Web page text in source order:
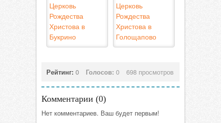
Церковь
Рождества
Христова в
Букрино
Церковь
Рождества
Христова в
Голощапово
Рейтинг: 0 Голосов: 0 698 просмотров
Комментарии (0)
Нет комментариев. Ваш будет первым!